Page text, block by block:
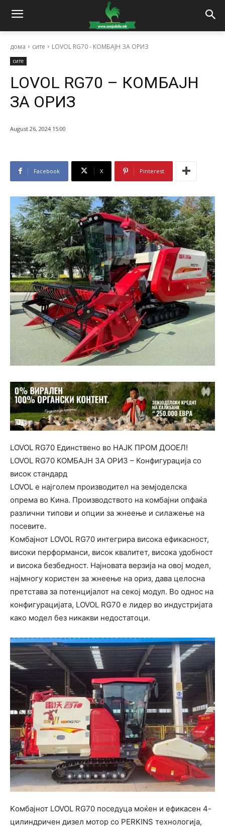
дома сите LOVOL RG70 - КОМБАЈН ЗА ОРИЗ
сите
LOVOL RG70 – КОМБАЈН
ЗА ОРИЗ
August 26, 2024 15:00
Facebook X Pinterest
LOVOL RG70 Единствено во НАЈК ПРОМ ДООЕЛ!
LOVOL RG70 КОМБАЈН ЗА ОРИЗ – Конфигурација со
висок стандард
LOVOL е најголем производител на земјоделска
опрема во Кина. Производството на комбајни опфаќа
различни типови и опции за жнеење и силажење на
посевите.
Kомбајнот LOVOL RG70 интегрира висока ефикасност,
високи перформанси, висок квалитет, висока удобност
и висока безбедност. Најновата верзија на овој модел,
најмногу користен за жнеење на ориз, дава целосна
претстава за потенцијалот на секој модул. Во однос на
конфигурацијата, LOVOL RG70 е лидер во индустријата
како модел без никакви недостатоци.
Kомбајнот LOVOL RG70 поседуца моќен и ефикасен 4-
цилиндричен дизел мотор со PERKINS технологија,